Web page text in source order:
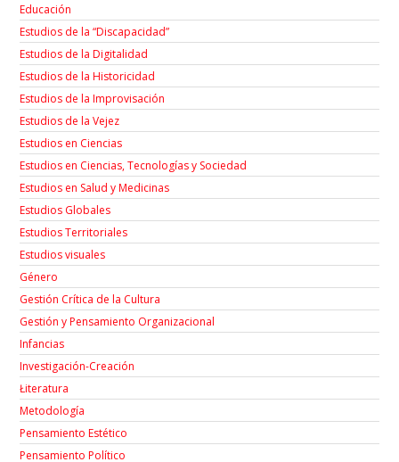
Educación
Estudios de la “Discapacidad”
Estudios de la Digitalidad
Estudios de la Historicidad
Estudios de la Improvisación
Estudios de la Vejez
Estudios en Ciencias
Estudios en Ciencias, Tecnologías y Sociedad
Estudios en Salud y Medicinas
Estudios Globales
Estudios Territoriales
Estudios visuales
Género
Gestión Crítica de la Cultura
Gestión y Pensamiento Organizacional
Infancias
Investigación-Creación
Łiteratura
Metodología
Pensamiento Estético
Pensamiento Político